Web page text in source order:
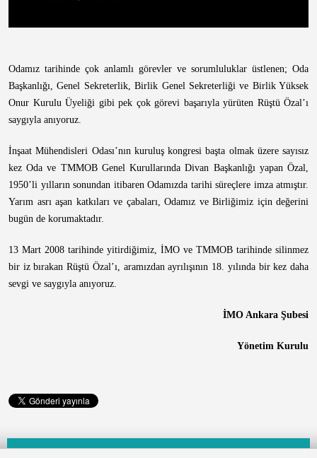
Odamız tarihinde çok anlamlı görevler ve sorumluluklar üstlenen; Oda
Başkanlığı, Genel Sekreterlik, Birlik Genel Sekreterliği ve Birlik Yüksek
Onur Kurulu Üyeliği gibi pek çok görevi başarıyla yürüten Rüştü Özal’ı
saygıyla anıyoruz.
İnşaat Mühendisleri Odası’nın kuruluş kongresi başta olmak üzere sayısız
kez Oda ve TMMOB Genel Kurullarında Divan Başkanlığı yapan Özal,
1950’li yılların sonundan itibaren Odamızda tarihi süreçlere imza atmıştır.
Yarım asrı aşan katkıları ve çabaları, Odamız ve Birliğimiz için değerini
bugün de korumaktadır.
13 Mart 2008 tarihinde yitirdiğimiz, İMO ve TMMOB tarihinde silinmez
bir iz bırakan Rüştü Özal’ı, aramızdan ayrılışının 18. yılında bir kez daha
sevgi ve saygıyla anıyoruz.
İMO Ankara Şubesi
Yönetim Kurulu